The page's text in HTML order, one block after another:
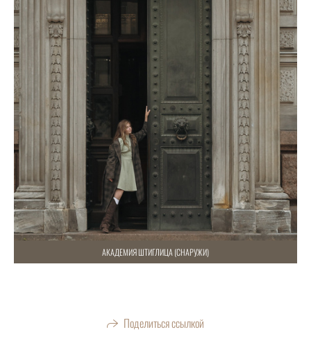
АКАДЕМИЯ ШТИГЛИЦА (СНАРУЖИ)
Поделиться ссылкой